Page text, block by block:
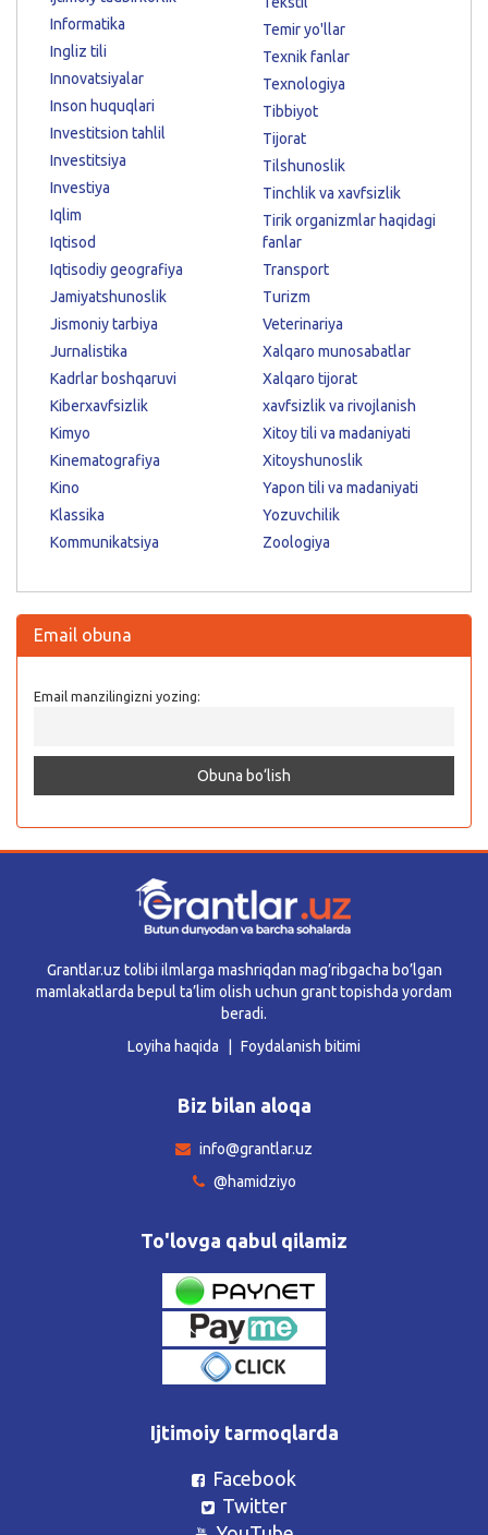
Informatika
Ingliz tili
Innovatsiyalar
Inson huquqlari
Investitsion tahlil
Investitsiya
Investiya
Iqlim
Iqtisod
Iqtisodiy geografiya
Jamiyatshunoslik
Jismoniy tarbiya
Jurnalistika
Kadrlar boshqaruvi
Kiberxavfsizlik
Kimyo
Kinematografiya
Kino
Klassika
Kommunikatsiya
Temir yo'llar
Texnik fanlar
Texnologiya
Tibbiyot
Tijorat
Tilshunoslik
Tinchlik va xavfsizlik
Tirik organizmlar haqidagi
fanlar
Transport
Turizm
Veterinariya
Xalqaro munosabatlar
Xalqaro tijorat
xavfsizlik va rivojlanish
Xitoy tili va madaniyati
Xitoyshunoslik
Yapon tili va madaniyati
Yozuvchilik
Zoologiya
Email obuna
Email manzilingizni yozing:
Grantlar.uz tolibi ilmlarga mashriqdan mag’ribgacha bo’lgan
mamlakatlarda bepul ta’lim olish uchun grant topishda yordam
beradi.
Loyiha haqida
Foydalanish bitimi
Biz bilan aloqa
info@grantlar.uz
@hamidziyo
To'lovga qabul qilamiz
Ijtimoiy tarmoqlarda
Facebook
Twitter